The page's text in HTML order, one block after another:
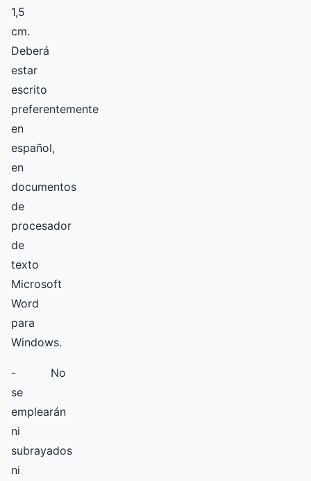
1,5
cm.
Deberá
estar
escrito
preferentemente
en
español,
en
documentos
de
procesador
de
texto
Microsoft
Word
para
Windows.
- No
se
emplearán
ni
subrayados
ni